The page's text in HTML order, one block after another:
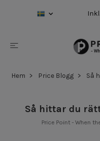
Hem Price Blogg Så
Så hittar du
Price Point - When